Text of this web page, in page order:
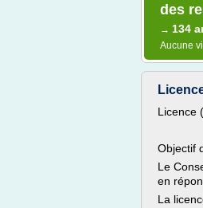
des
→ 134
Aucune
Licence
Objectif
Le
en
La